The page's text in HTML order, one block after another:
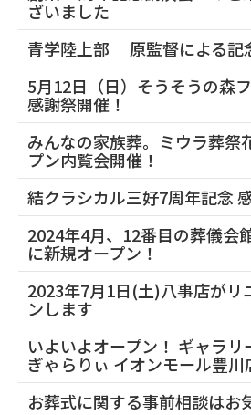
ざいました
青学陸上部 原監督による記
5月12日（日）そうそうの森
感謝祭開催！
みんなの家族葬。ミウラ葬
プン内覧会開催！
結クラシカル三好7周年記念
2024年4月、12番目の葬儀会
に新規オープン！
2023年7月1日(土)八事店がリ
ンします
いよいよオープン！ ギャラ
ぎゃらりぃ イオンモール豊川
お葬式に関する事前相談はお